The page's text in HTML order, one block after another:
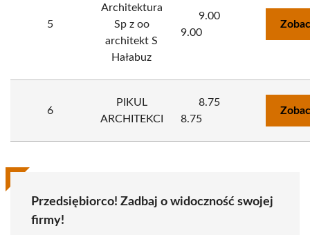
5
Architektura
Sp z oo
architekt S
Hałabuz
9.00
9.00
6
PIKUL
ARCHITEKCI
8.75
8.75
Przedsiębiorco! Zadbaj o widoczność swojej
firmy!